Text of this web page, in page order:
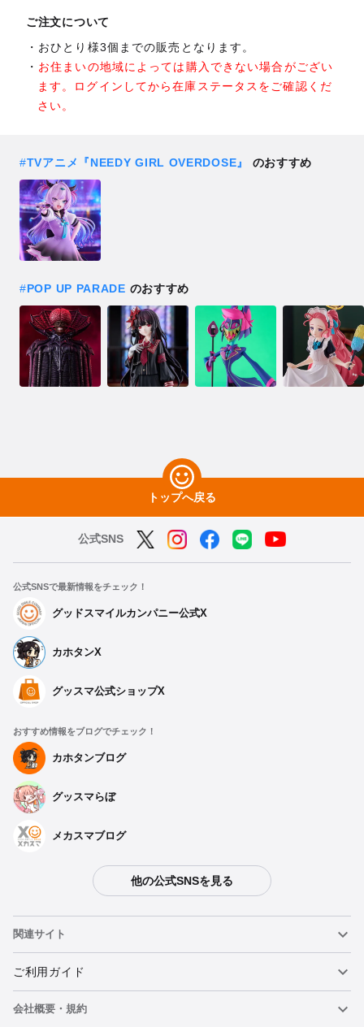
ご注文について
おひとり様3個までの販売となります。
お住まいの地域によっては購入できない場合がござい
ます。ログインしてから在庫ステータスをご確認くだ
さい。
#TVアニメ『NEEDY GIRL OVERDOSE』 のおすすめ
#POP UP PARADE のおすすめ
トップへ戻る
公式SNS
公式SNSで最新情報をチェック！
グッドスマイルカンパニー公式X
カホタンX
グッスマ公式ショップX
おすすめ情報をブログでチェック！
カホタンブログ
グッスマらぼ
メカスマブログ
他の公式SNSを見る
関連サイト
ねんどろいど
ねんどろいどフェイスメーカー
ご利用ガイド
重要なお知らせ
会社概要・規約